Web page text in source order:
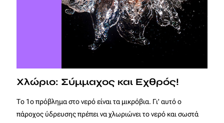
Χλώριο: Σύμμαχος και Εχθρός!
Το 1ο πρόβλημα στο νερό είναι τα μικρόβια. Γι' αυτό ο
πάροχος ύδρευσης πρέπει να χλωριώνει το νερό και σωστά